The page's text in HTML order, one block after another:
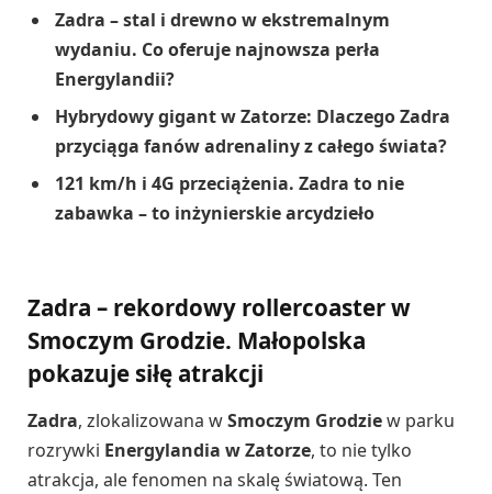
Zadra – stal i drewno w ekstremalnym
wydaniu. Co oferuje najnowsza perła
Energylandii?
Hybrydowy gigant w Zatorze: Dlaczego Zadra
przyciąga fanów adrenaliny z całego świata?
121 km/h i 4G przeciążenia. Zadra to nie
zabawka – to inżynierskie arcydzieło
Zadra – rekordowy rollercoaster w
Smoczym Grodzie. Małopolska
pokazuje siłę atrakcji
Zadra, zlokalizowana wSmoczym Grodziew parku
rozrywki Energylandia w Zatorze, to nie tylko
atrakcja, ale fenomen na skalę światową. Ten